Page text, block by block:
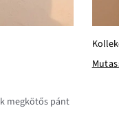
megkötős pánt